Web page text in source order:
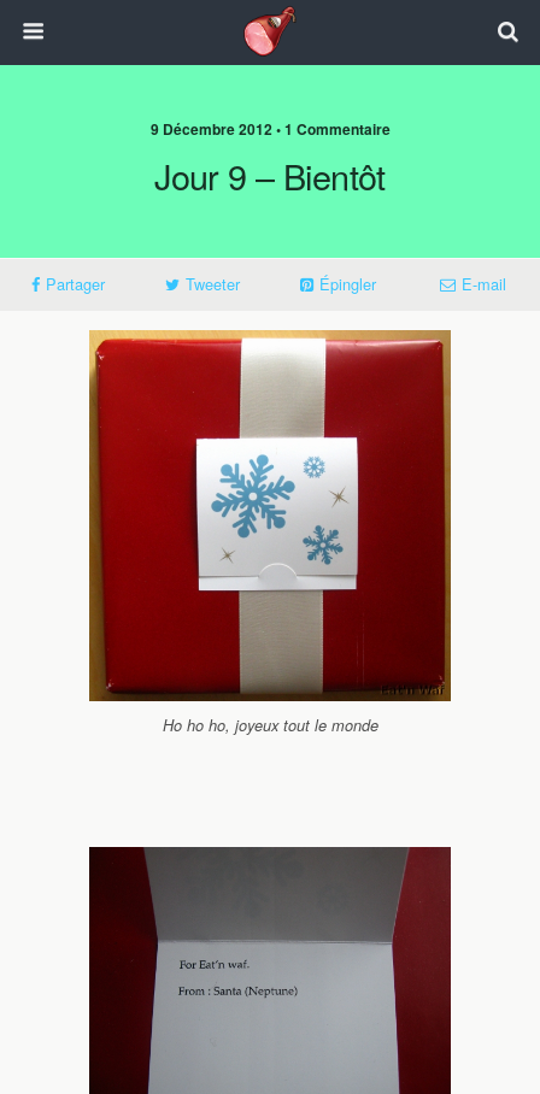
9 Décembre 2012 • 1 Commentaire
Jour 9 – Bientôt
Partager Tweeter Épingler E-mail
Ho ho ho, joyeux tout le monde